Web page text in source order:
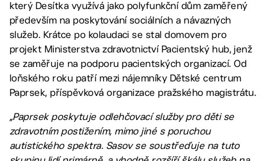
který Desítka využívá jako polyfunkční dům zaměřený
především na poskytování sociálních a návazných
služeb. Krátce po kolaudaci se stal domovem pro
projekt Ministerstva zdravotnictví Pacientský hub, jenž
se zaměřuje na podporu pacientských organizací. Od
loňského roku patří mezi nájemníky Dětské centrum
Paprsek, příspěvková organizace pražského magistrátu.
„Paprsek poskytuje odlehčovací služby pro děti se
zdravotním postižením, mimo jiné s poruchou
autistického spektra. Sasov se soustřeďuje na tuto